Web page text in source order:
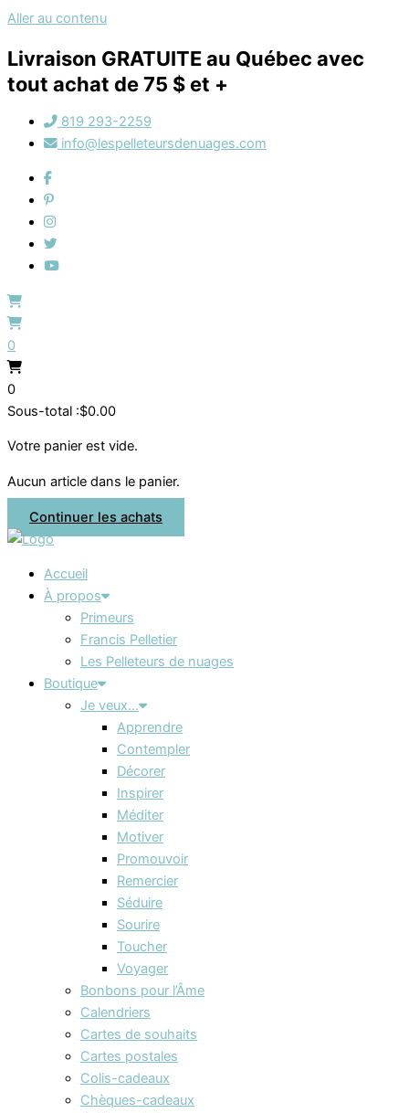
Aller au contenu
Livraison GRATUITE au Québec avec
tout achat de 75 $ et +
819 293-2259
info@lespelleteursdenuages.com
0
0
Sous-total :$0.00
Votre panier est vide.
Aucun article dans le panier.
Continuer les achats
Accueil
À propos
Primeurs
Francis Pelletier
Les Pelleteurs de nuages
Boutique
Je veux…
Apprendre
Contempler
Décorer
Inspirer
Méditer
Motiver
Promouvoir
Remercier
Séduire
Sourire
Toucher
Voyager
Bonbons pour l’Âme
Calendriers
Cartes de souhaits
Cartes postales
Colis-cadeaux
Chèques-cadeaux